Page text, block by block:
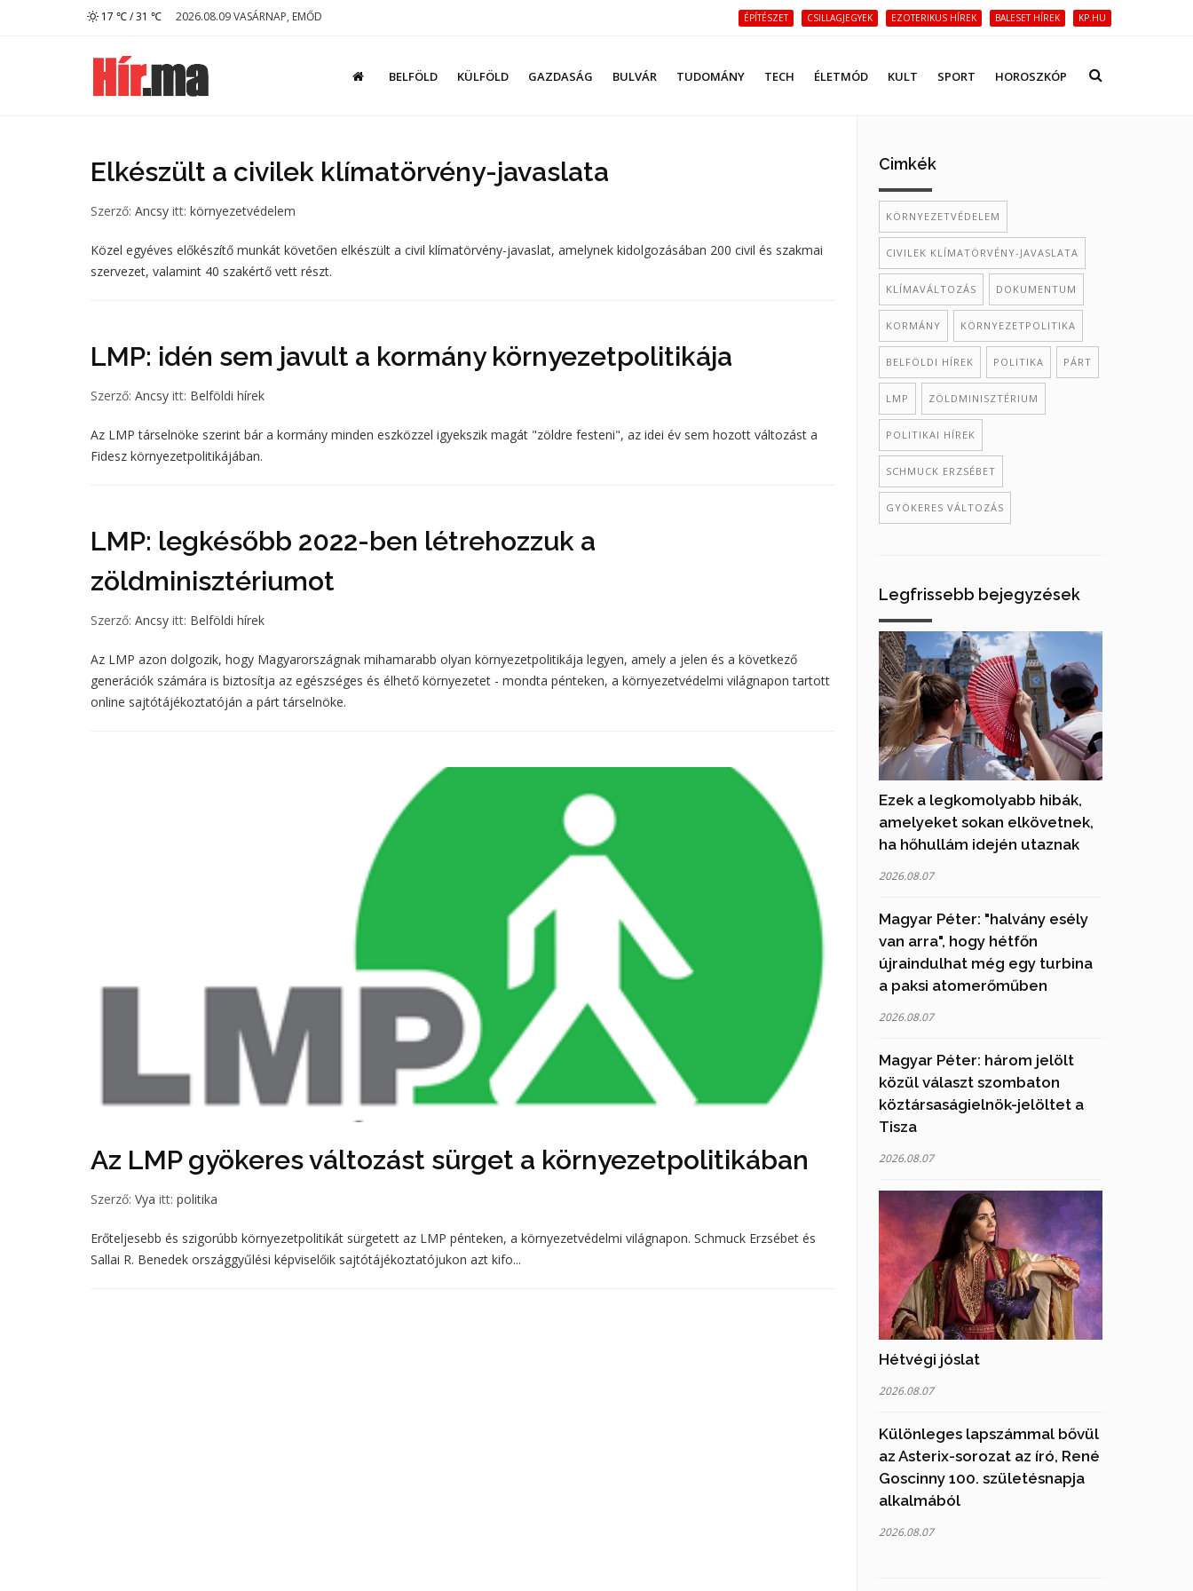
17 ℃ / 31 ℃ 2026.08.09 VASÁRNAP, EMŐD ÉPÍTÉSZET CSILLAGJEGYEK EZOTERIKUS HÍREK BALESET HÍREK KP.HU
BELFÖLD KÜLFÖLD GAZDASÁG BULVÁR TUDOMÁNY TECH ÉLETMÓD KULT SPORT HOROSZKÓP
Elkészült a civilek klímatörvény-javaslata
Szerző: Ancsy itt: környezetvédelem
Közel egyéves előkészítő munkát követően elkészült a civil klímatörvény-javaslat, amelynek kidolgozásában 200 civil és szakmai
szervezet, valamint 40 szakértő vett részt.
LMP: idén sem javult a kormány környezetpolitikája
Szerző: Ancsy itt: Belföldi hírek
Az LMP társelnöke szerint bár a kormány minden eszközzel igyekszik magát "zöldre festeni", az idei év sem hozott változást a
Fidesz környezetpolitikájában.
LMP: legkésőbb 2022-ben létrehozzuk a
zöldminisztériumot
Szerző: Ancsy itt: Belföldi hírek
Az LMP azon dolgozik, hogy Magyarországnak mihamarabb olyan környezetpolitikája legyen, amely a jelen és a következő
generációk számára is biztosítja az egészséges és élhető környezetet - mondta pénteken, a környezetvédelmi világnapon tartott
online sajtótájékoztatóján a párt társelnöke.
Az LMP gyökeres változást sürget a környezetpolitikában
Szerző: Vya itt: politika
Erőteljesebb és szigorúbb környezetpolitikát sürgetett az LMP pénteken, a környezetvédelmi világnapon. Schmuck Erzsébet és
Sallai R. Benedek országgyűlési képviselőik sajtótájékoztatójukon azt kifo...
Cimkék
KÖRNYEZETVÉDELEM
CIVILEK KLÍMATÖRVÉNY-JAVASLATA
KLÍMAVÁLTOZÁS DOKUMENTUM
KORMÁNY KÖRNYEZETPOLITIKA
BELFÖLDI HÍREK POLITIKA PÁRT
LMP ZÖLDMINISZTÉRIUM
POLITIKAI HÍREK
SCHMUCK ERZSÉBET
GYÖKERES VÁLTOZÁS
Legfrissebb bejegyzések
Ezek a legkomolyabb hibák,
amelyeket sokan elkövetnek,
ha hőhullám idején utaznak
2026.08.07
Magyar Péter: "halvány esély
van arra", hogy hétfőn
újraindulhat még egy turbina
a paksi atomerőműben
2026.08.07
Magyar Péter: három jelölt
közül választ szombaton
köztársaságielnök-jelöltet a
Tisza
2026.08.07
Hétvégi jóslat
2026.08.07
Különleges lapszámmal bővül
az Asterix-sorozat az író, René
Goscinny 100. születésnapja
alkalmából
2026.08.07